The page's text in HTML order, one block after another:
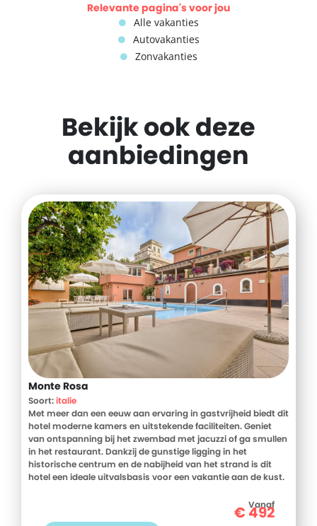
Relevante pagina's voor jou
Alle vakanties
Autovakanties
Zonvakanties
Bekijk ook deze
aanbiedingen
Monte Rosa
Soort:italie
Met meer dan een eeuw aan ervaring in gastvrijheid biedt dit
hotel moderne kamers en uitstekende faciliteiten. Geniet
van ontspanning bij het zwembad met jacuzzi of ga smullen
in het restaurant. Dankzij de gunstige ligging in het
historische centrum en de nabijheid van het strand is dit
hotel een ideale uitvalsbasis voor een vakantie aan de kust.
Vanaf
€492